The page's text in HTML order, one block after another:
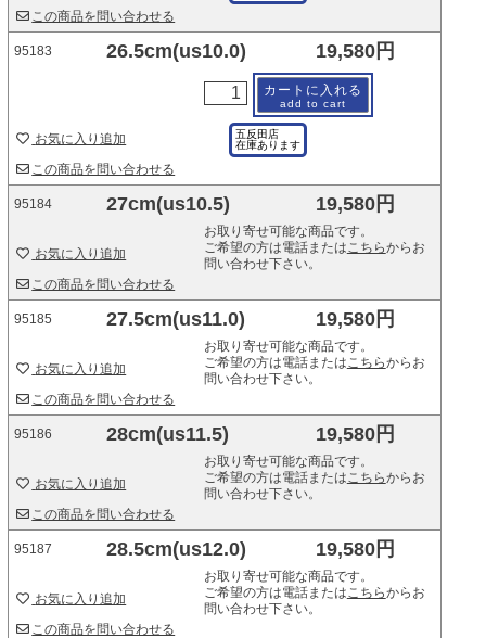
この商品を問い合わせる
95183 26.5cm(us10.0) 19,580円
カートに入れる
add to cart
五反田店
在庫あります
お気に入り追加
この商品を問い合わせる
95184 27cm(us10.5) 19,580円
お取り寄せ可能な商品です。
ご希望の方は電話またはこちらからお
問い合わせ下さい。
お気に入り追加
この商品を問い合わせる
95185 27.5cm(us11.0) 19,580円
お取り寄せ可能な商品です。
ご希望の方は電話またはこちらからお
問い合わせ下さい。
お気に入り追加
この商品を問い合わせる
95186 28cm(us11.5) 19,580円
お取り寄せ可能な商品です。
ご希望の方は電話またはこちらからお
問い合わせ下さい。
お気に入り追加
この商品を問い合わせる
95187 28.5cm(us12.0) 19,580円
お取り寄せ可能な商品です。
ご希望の方は電話またはこちらからお
問い合わせ下さい。
お気に入り追加
この商品を問い合わせる